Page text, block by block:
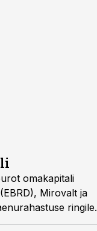
omakapitali
Mirovalt ja
ringile.